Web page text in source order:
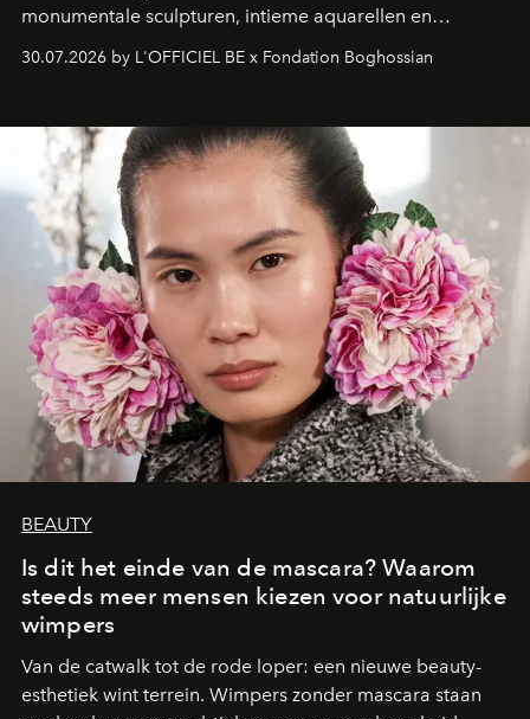
monumentale sculpturen, intieme aquarellen en
een emotionele reis waarin elk werk de herinnering
moment van verwondering.
30.07.2026 by L'OFFICIEL BE x Fondation Boghossian
BEAUTY
Is dit het einde van de mascara? Waarom
steeds meer mensen kiezen voor natuurlijke
wimpers
Van de catwalk tot de rode loper: een nieuwe beauty-
esthetiek wint terrein. Wimpers zonder mascara staan